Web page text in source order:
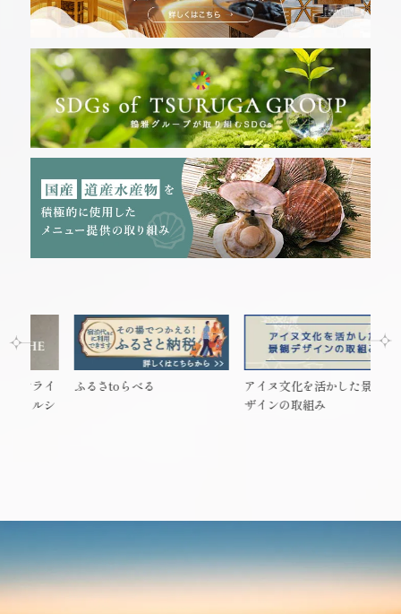
アイヌ文化を活かした景観デ
鶴雅アドベンチャーベース
「SIRI」